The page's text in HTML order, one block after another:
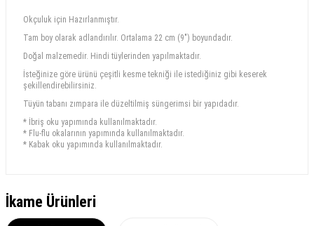
Okçuluk için Hazırlanmıştır.
Tam boy olarak adlandırılır. Ortalama 22 cm (9") boyundadır.
Doğal malzemedir. Hindi tüylerinden yapılmaktadır.
İsteğinize göre ürünü çeşitli kesme tekniği ile istediğiniz gibi keserek
şekillendirebilirsiniz.
Tüyün tabanı zımpara ile düzeltilmiş süngerimsi bir yapıdadır.
* İbriş oku yapımında kullanılmaktadır.
* Flu-flu okalarının yapımında kullanılmaktadır.
* Kabak oku yapımında kullanılmaktadır.
İkame Ürünleri